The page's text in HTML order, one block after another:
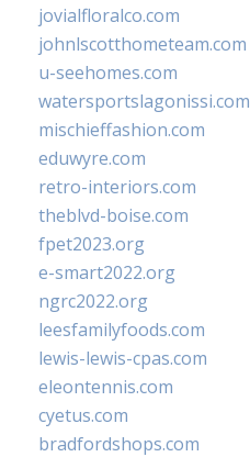
jovialfloralco.com
johnlscotthometeam.com
u-seehomes.com
watersportslagonissi.com
mischieffashion.com
eduwyre.com
retro-interiors.com
theblvd-boise.com
fpet2023.org
e-smart2022.org
ngrc2022.org
leesfamilyfoods.com
lewis-lewis-cpas.com
eleontennis.com
cyetus.com
bradfordshops.com